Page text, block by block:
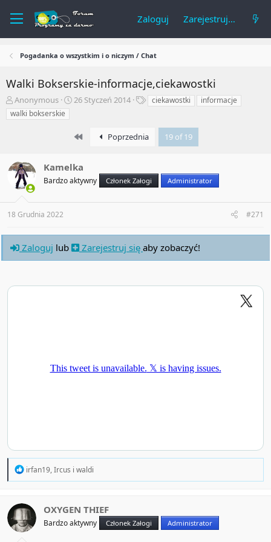
Zaloguj Zarejestruj się
Pogadanka o wszystkim i o niczym / Chat
Walki Bokserskie-informacje,ciekawostki
A
u
t
e
m
a
Anonymous
R
p
o
z
ę
t
26 Styczeń 2014
Tciekawostki
informacje
walki bokserskie
First Poprzednia 19 of 19
Kamelka
Bardzo aktywny Członek Załogi Administrator
18 Grudnia 2022 #271
Zaloguj lub Zarejestruj się aby zobaczyć!
R
t
i
o
irfan19,Ircus i waldi
OXYGEN THIEF
Bardzo aktywny Członek Załogi Administrator